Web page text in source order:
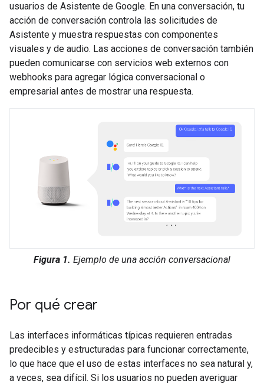
usuarios de Asistente de Google. En una conversación, tu
acción de conversación controla las solicitudes de
Asistente y muestra respuestas con componentes
visuales y de audio. Las acciones de conversación también
pueden comunicarse con servicios web externos con
webhooks para agregar lógica conversacional o
empresarial antes de mostrar una respuesta.
Figura 1. Ejemplo de una acción conversacional
Por qué crear
Las interfaces informáticas típicas requieren entradas
predecibles y estructuradas para funcionar correctamente,
lo que hace que el uso de estas interfaces no sea natural y,
a veces, sea difícil. Si los usuarios no pueden averiguar